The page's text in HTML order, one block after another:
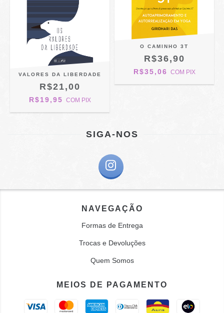
VALORES DA LIBERDADE
R$21,00
R$19,95 COM PIX
O CAMINHO 3T
R$36,90
R$35,06 COM PIX
SIGA-NOS
NAVEGAÇÃO
Formas de Entrega
Trocas e Devoluções
Quem Somos
MEIOS DE PAGAMENTO